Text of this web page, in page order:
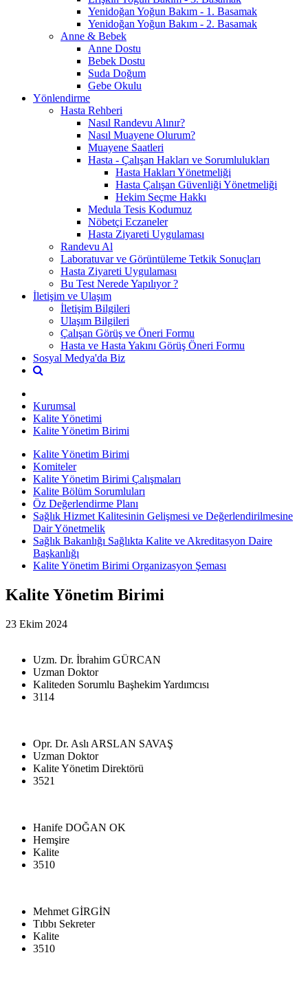
Yenidoğan Yoğun Bakım - 1. Basamak
Yenidoğan Yoğun Bakım - 2. Basamak
Anne & Bebek
Anne Dostu
Bebek Dostu
Suda Doğum
Gebe Okulu
Yönlendirme
Hasta Rehberi
Nasıl Randevu Alınır?
Nasıl Muayene Olurum?
Muayene Saatleri
Hasta - Çalışan Hakları ve Sorumlulukları
Hasta Hakları Yönetmeliği
Hasta Çalışan Güvenliği Yönetmeliği
Hekim Seçme Hakkı
Medula Tesis Kodumuz
Nöbetçi Eczaneler
Hasta Ziyareti Uygulaması
Randevu Al
Laboratuvar ve Görüntüleme Tetkik Sonuçları
Hasta Ziyareti Uygulaması
Bu Test Nerede Yapılıyor ?
İletişim ve Ulaşım
İletişim Bilgileri
Ulaşım Bilgileri
Çalışan Görüş ve Öneri Formu
Hasta ve Hasta Yakını Görüş Öneri Formu
Sosyal Medya'da Biz
Kurumsal
Kalite Yönetimi
Kalite Yönetim Birimi
Kalite Yönetim Birimi
Komiteler
Kalite Yönetim Birimi Çalışmaları
Kalite Bölüm Sorumluları
Öz Değerlendirme Planı
Sağlık Hizmet Kalitesinin Gelişmesi ve Değerlendirilmesine
Dair Yönetmelik
Sağlık Bakanlığı Sağlıkta Kalite ve Akreditasyon Daire
Başkanlığı
Kalite Yönetim Birimi Organizasyon Şeması
Kalite Yönetim Birimi
23 Ekim 2024
Uzm. Dr. İbrahim GÜRCAN
Uzman Doktor
Kaliteden Sorumlu Başhekim Yardımcısı
3114
Opr. Dr. Aslı ARSLAN SAVAŞ
Uzman Doktor
Kalite Yönetim Direktörü
3521
Hanife DOĞAN OK
Hemşire
Kalite
3510
Mehmet GİRGİN
Tıbbı Sekreter
Kalite
3510